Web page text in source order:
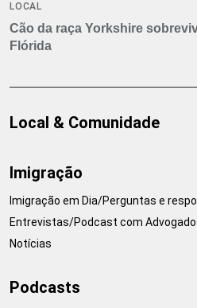
LOCAL
Cão da raça Yorkshire
Flórida
Local & Comunidade
Imigração
Imigração em Dia/Perguntas e
Entrevistas/Podcast com
Notícias
Podcasts